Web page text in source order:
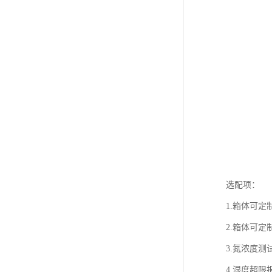
选配项：
1.箱体可定
2.箱体可定
3.氮浓度测
4.湿度超限